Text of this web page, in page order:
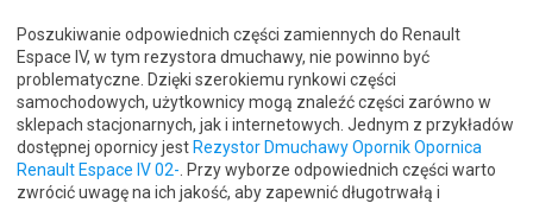
Poszukiwanie odpowiednich części zamiennych do Renault
Espace IV, w tym rezystora dmuchawy, nie powinno być
problematyczne. Dzięki szerokiemu rynkowi części
samochodowych, użytkownicy mogą znaleźć części zarówno w
sklepach stacjonarnych, jak i internetowych. Jednym z przykładów
dostępnej opornicy jestRezystor Dmuchawy Opornik Opornica
Renault Espace IV 02- . Przy wyborze odpowiednich części warto
zwrócić uwagę na ich jakość, aby zapewnić długotrwałą i